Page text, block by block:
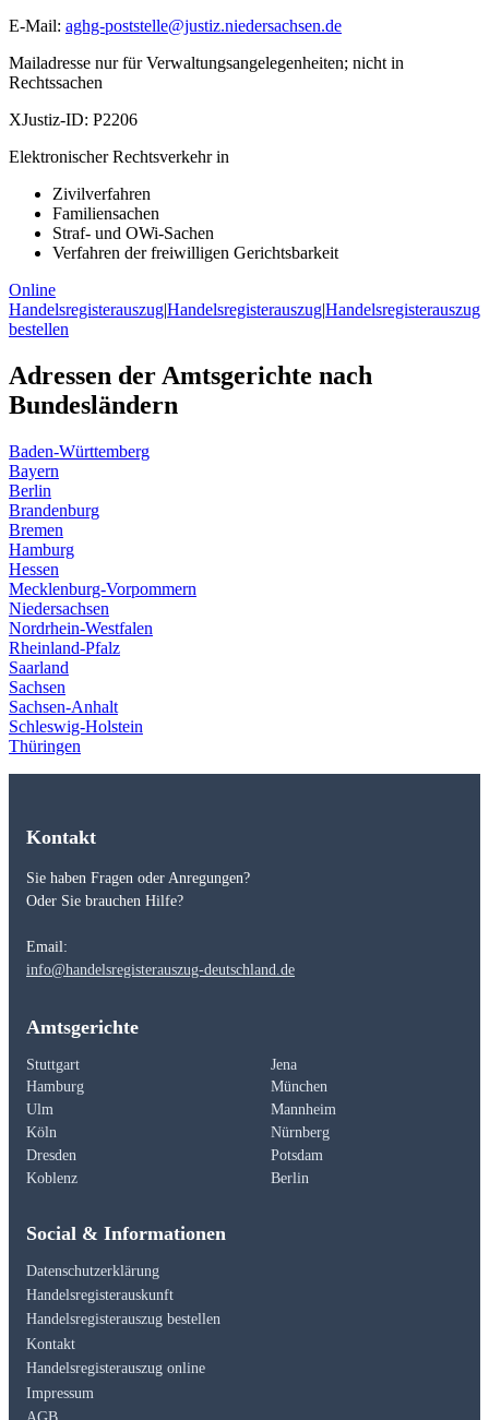
E-Mail: aghg-poststelle@justiz.niedersachsen.de
Mailadresse nur für Verwaltungsangelegenheiten; nicht in
Rechtssachen
XJustiz-ID: P2206
Elektronischer Rechtsverkehr in
Zivilverfahren
Familiensachen
Straf- und OWi-Sachen
Verfahren der freiwilligen Gerichtsbarkeit
Online
Handelsregisterauszug|Handelsregisterauszug|Handelsregisterauszug
bestellen
Adressen der Amtsgerichte nach
Bundesländern
Baden-Württemberg
Bayern
Berlin
Brandenburg
Bremen
Hamburg
Hessen
Mecklenburg-Vorpommern
Niedersachsen
Nordrhein-Westfalen
Rheinland-Pfalz
Saarland
Sachsen
Sachsen-Anhalt
Schleswig-Holstein
Thüringen
Kontakt
Sie haben Fragen oder Anregungen?
Oder Sie brauchen Hilfe?
Email:
info@handelsregisterauszug-deutschland.de
Amtsgerichte
Stuttgart
Jena
Hamburg
München
Ulm
Mannheim
Köln
Nürnberg
Dresden
Potsdam
Koblenz
Berlin
Social & Informationen
Datenschutzerklärung
Handelsregisterauskunft
Handelsregisterauszug bestellen
Kontakt
Handelsregisterauszug online
Impressum